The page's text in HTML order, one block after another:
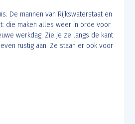
De mannen van Rijkswaterstaat en
die maken alles weer in orde voor
werkdag. Zie je ze langs de kant
rustig aan. Ze staan er ook voor